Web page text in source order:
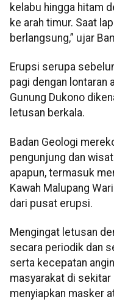
kelabu hingga hitam
ke arah timur. Saat
berlangsung,” ujar
Erupsi serupa
pagi dengan lontaran
Gunung Dukono
letusan berkala.
Badan Geologi
pengunjung dan
apapun, termasuk
Kawah Malupang
dari pusat erupsi.
Mengingat letusan
secara periodik dan
serta kecepatan
masyarakat di sekitar
menyiapkan masker